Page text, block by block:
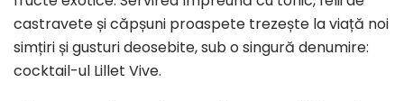
castravete și căpșuni proaspete trezește la viață noi
simțiri și gusturi deosebite, sub o singură denumire:
cocktail-ul Lillet Vive.